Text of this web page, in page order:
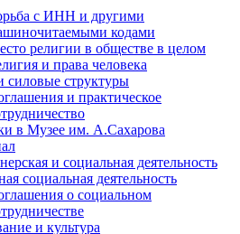
с ИНН и другими
кодами
религии в обществе в целом
и права человека
силовые структуры
и практическое
в Музее им. А.Сахарова
и социальная деятельность
социальная деятельность
о социальном
и культура